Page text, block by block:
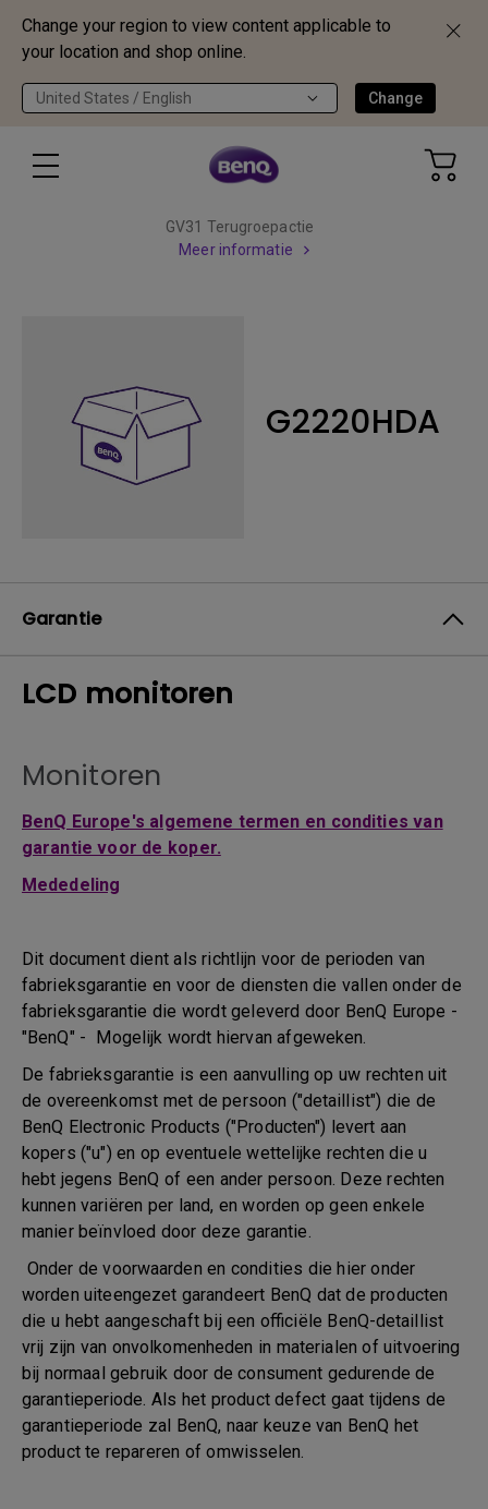
Change your region to view content applicable to
your location and shop online.
United States / English Change
GV31 Terugroepactie
Meer informatie
G2220HDA
Garantie
LCD monitoren
Monitoren
BenQ Europe's algemene termen en condities van
garantie voor de koper.
Mededeling
Dit document dient als richtlijn voor de perioden van
fabrieksgarantie en voor de diensten die vallen onder de
fabrieksgarantie die wordt geleverd door BenQ Europe -
"BenQ" - Mogelijk wordt hiervan afgeweken.
De fabrieksgarantie is een aanvulling op uw rechten uit
de overeenkomst met de persoon ("detaillist") die de
BenQ Electronic Products ("Producten") levert aan
kopers ("u") en op eventuele wettelijke rechten die u
hebt jegens BenQ of een ander persoon. Deze rechten
kunnen variëren per land, en worden op geen enkele
manier beïnvloed door deze garantie.
Onder de voorwaarden en condities die hier onder
worden uiteengezet garandeert BenQ dat de producten
die u hebt aangeschaft bij een officiële BenQ-detaillist
vrij zijn van onvolkomenheden in materialen of uitvoering
bij normaal gebruik door de consument gedurende de
garantieperiode. Als het product defect gaat tijdens de
garantieperiode zal BenQ, naar keuze van BenQ het
product te repareren of omwisselen.